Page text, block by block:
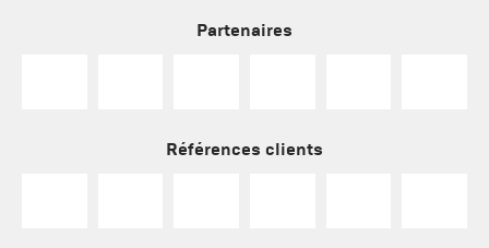
Partenaires
Références clients